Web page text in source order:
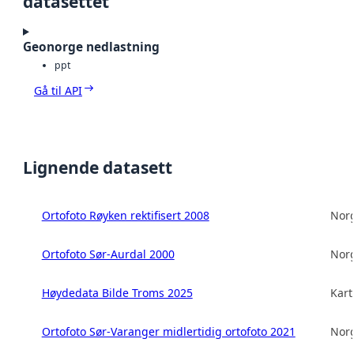
Geonorge nedlastning
ppt
Gå til API
Lignende datasett
Ortofoto Røyken rektifisert 2008
Ortofoto Sør-Aurdal 2000
Høydedata Bilde Troms 2025
Ortofoto Sør-Varanger midlertidig ortofoto 2021